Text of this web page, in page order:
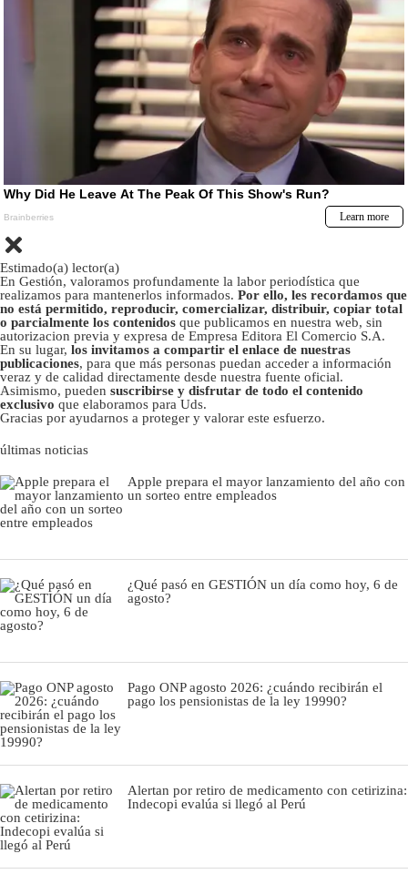
Estimado(a) lector(a)
En Gestión, valoramos profundamente la labor periodística que
realizamos para mantenerlos informados. Por ello, les recordamos que
no está permitido, reproducir, comercializar, distribuir, copiar total
o parcialmente los contenidos que publicamos en nuestra web, sin
autorizacion previa y expresa de Empresa Editora El Comercio S.A.
En su lugar, los invitamos a compartir el enlace de nuestras
publicaciones, para que más personas puedan acceder a información
veraz y de calidad directamente desde nuestra fuente oficial.
Asimismo, pueden suscribirse y disfrutar de todo el contenido
exclusivo que elaboramos para Uds.
Gracias por ayudarnos a proteger y valorar este esfuerzo.
últimas noticias
Apple prepara el mayor lanzamiento del año con
un sorteo entre empleados
¿Qué pasó en GESTIÓN un día como hoy, 6 de
agosto?
Pago ONP agosto 2026: ¿cuándo recibirán el
pago los pensionistas de la ley 19990?
Alertan por retiro de medicamento con cetirizina:
Indecopi evalúa si llegó al Perú